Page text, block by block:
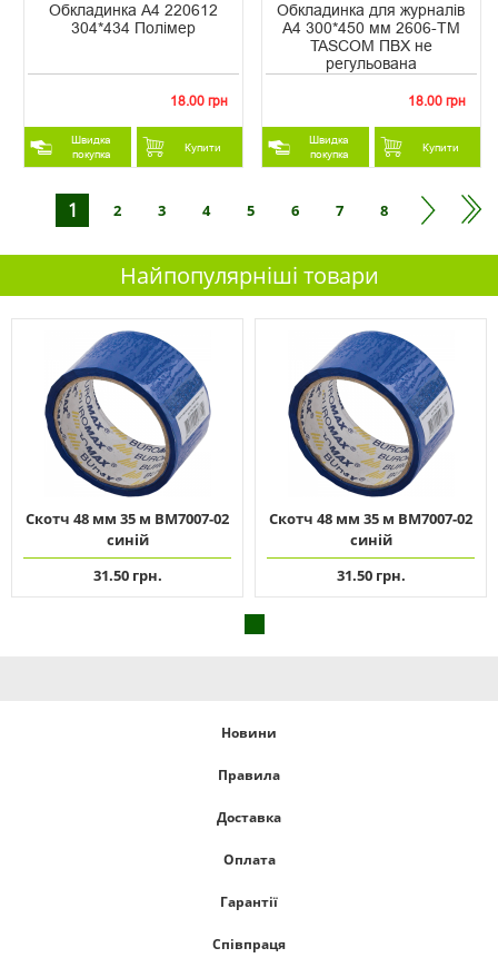
Обкладинка А4 220612
304*434 Полімер
18.00 грн
Швидка
покупка
Купити
Обкладинка для журналів
А4 300*450 мм 2606-TM
TASCOM ПВХ не
регульована
18.00 грн
Швидка
покупка
Купити
1 2 3 4 5 6 7 8
Найпопулярніші товари
Скотч 48 мм 35 м ВМ7007-02
синій
31.50 грн.
Скотч 48 мм 35 м ВМ7007-02
синій
31.50 грн.
Новини
Правила
Доставка
Оплата
Гарантії
Співпраця